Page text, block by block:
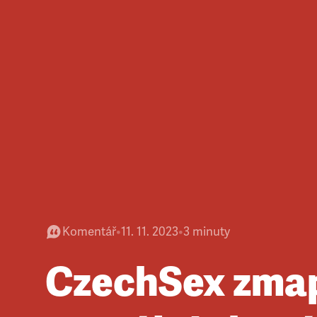
Komentář•11. 11. 2023•3 minuty
CzechSex